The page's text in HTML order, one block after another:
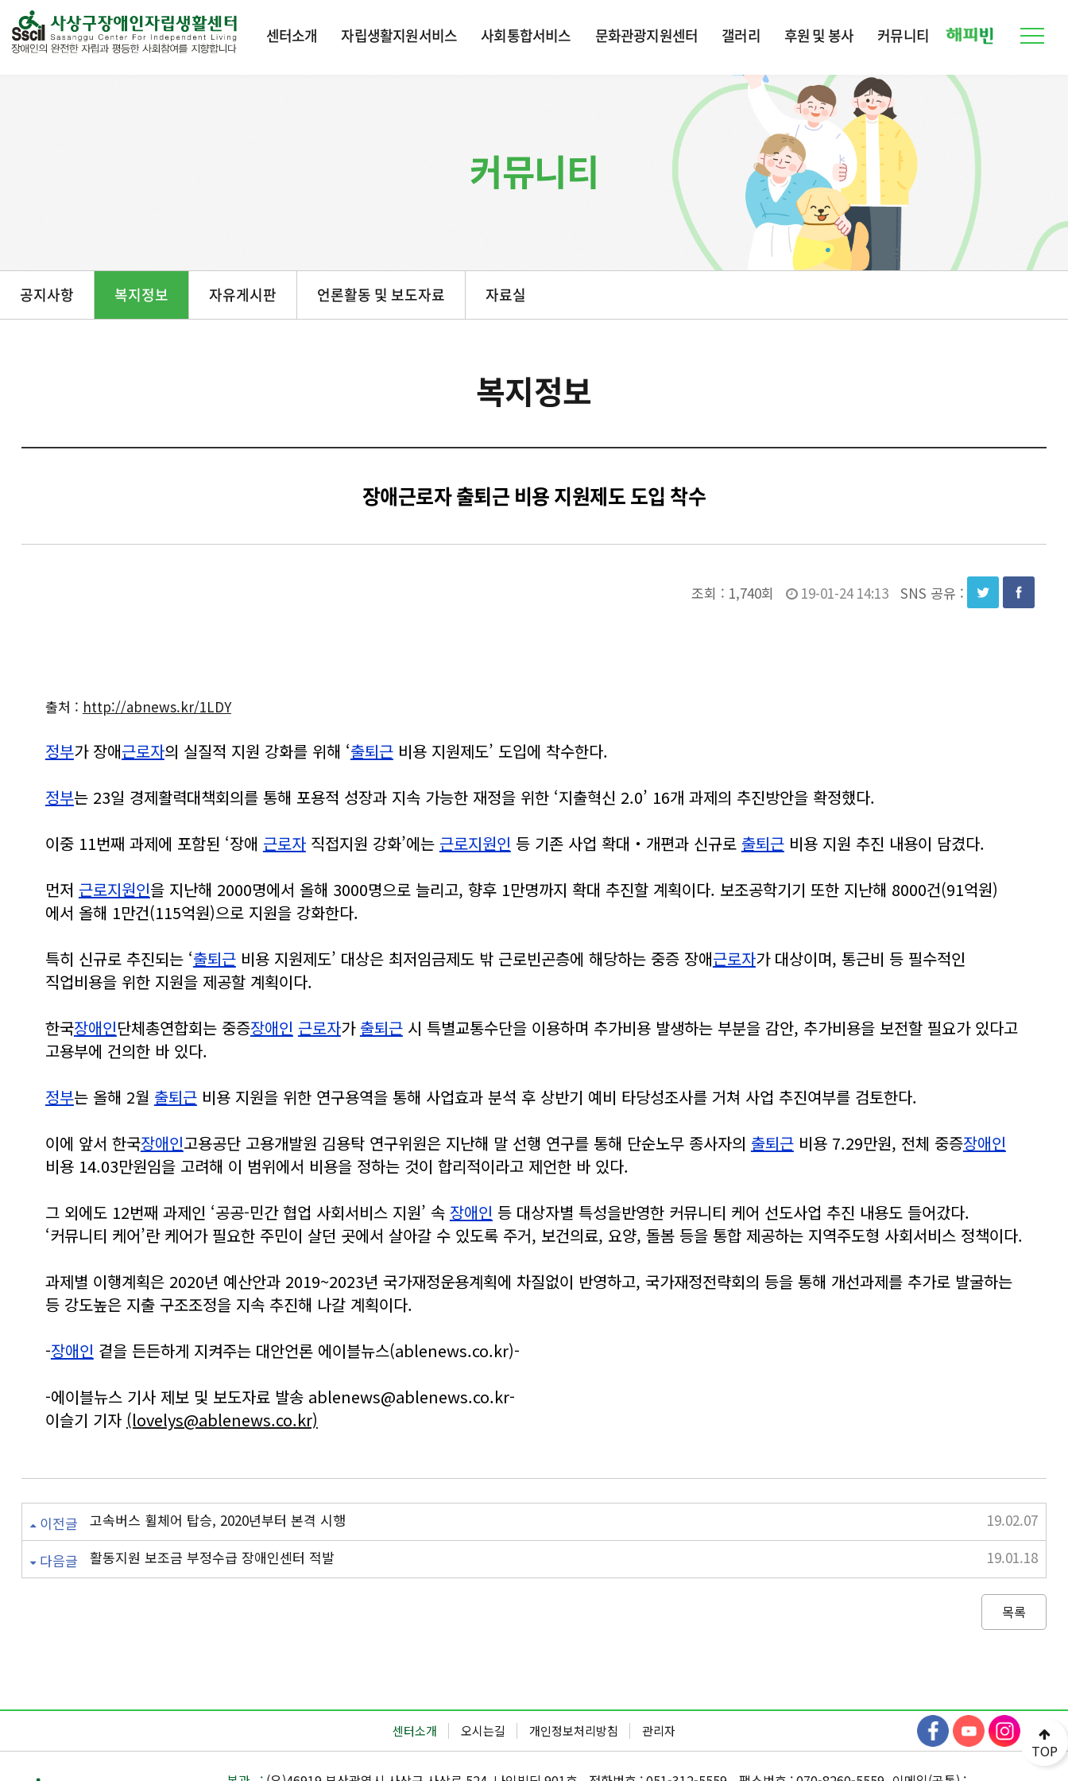
본문 바로가기
센터소개 자립생활지원서비스 사회통합서비스 문화관광지원센터 갤러리 후원 및 봉사 커뮤니티
커뮤니티
공지사항 복지정보 자유게시판 언론활동 및 보도자료 자료실
복지정보
장애근로자 출퇴근 비용 지원제도 도입 착수
조회 : 1,740회 19-01-24 14:13 SNS 공유 :
출처 : http://abnews.kr/1LDY
정부가 장애근로자의 실질적 지원 강화를 위해 ‘출퇴근 비용 지원제도’ 도입에 착수한다.
정부는 23일 경제활력대책회의를 통해 포용적 성장과 지속 가능한 재정을 위한 ‘지출혁신 2.0’ 16개 과제의 추진방안을 확정했다.
이중 11번째 과제에 포함된 ‘장애 근로자 직접지원 강화’에는 근로지원인 등 기존 사업 확대‧개편과 신규로 출퇴근비용 지원 추진 내용이 담겼다.
먼저 근로지원인을 지난해 2000명에서 올해 3000명으로 늘리고, 향후 1만명까지 확대 추진할 계획이다. 보조공학기기 또한 지난해 8000건(91억원)
에서 올해 1만건(115억원)으로 지원을 강화한다.
특히 신규로 추진되는 ‘출퇴근 비용 지원제도’ 대상은 최저임금제도 밖 근로빈곤층에 해당하는 중증 장애근로자가 대상이며, 통근비 등 필수적인
직업비용을 위한 지원을 제공할 계획이다.
한국장애인단체총연합회는 중증장애인 근로자가 출퇴근 시 특별교통수단을 이용하며 추가비용 발생하는 부분을 감안, 추가비용을 보전할 필요가 있다고
고용부에 건의한 바 있다.
정부는 올해 2월 출퇴근 비용 지원을 위한 연구용역을 통해 사업효과 분석 후 상반기 예비 타당성조사를 거쳐 사업 추진여부를 검토한다.
이에 앞서 한국장애인고용공단 고용개발원 김용탁 연구위원은 지난해 말 선행 연구를 통해 단순노무 종사자의 출퇴근 비용 7.29만원, 전체 중증장애인
비용 14.03만원임을 고려해 이 범위에서 비용을 정하는 것이 합리적이라고 제언한 바 있다.
그 외에도 12번째 과제인 ‘공공-민간 협업 사회서비스 지원’ 속 장애인 등 대상자별 특성을반영한 커뮤니티 케어 선도사업 추진 내용도 들어갔다.
‘커뮤니티 케어’란 케어가 필요한 주민이 살던 곳에서 살아갈 수 있도록 주거, 보건의료, 요양, 돌봄 등을 통합 제공하는 지역주도형 사회서비스 정책이다.
과제별 이행계획은 2020년 예산안과 2019~2023년 국가재정운용계획에 차질없이 반영하고, 국가재정전략회의 등을 통해 개선과제를 추가로 발굴하는
등 강도높은 지출 구조조정을 지속 추진해 나갈 계획이다.
-장애인 곁을 든든하게 지켜주는 대안언론 에이블뉴스(ablenews.co.kr)-
-에이블뉴스 기사 제보 및 보도자료 발송 ablenews@ablenews.co.kr-
이슬기 기자 (lovelys@ablenews.co.kr)
이전글 고속버스 휠체어 탑승, 2020년부터 본격 시행 19.02.07
다음글 활동지원 보조금 부정수급 장애인센터 적발 19.01.18
목록
센터소개 오시는길 개인정보처리방침 관리자
TOP